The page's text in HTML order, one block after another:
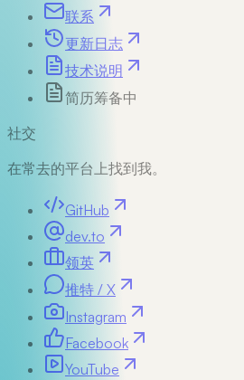
联系
更新日志
技术说明
简历筹备中
社交
在常去的平台上找到我。
GitHub
dev.to
领英
推特 / X
Instagram
Facebook
YouTube